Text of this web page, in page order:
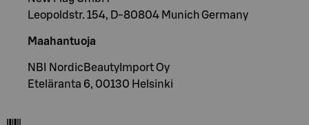
Leopoldstr. 154, D-80804 Munich Germany
Maahantuoja
NBI NordicBeautyImport Oy
Eteläranta 6, 00130 Helsinki